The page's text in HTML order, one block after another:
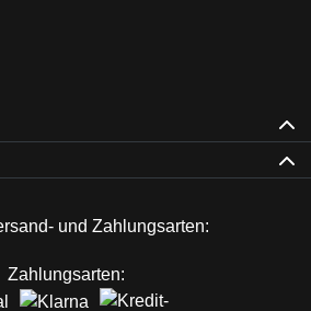
– öffnet in neuem Tab (externer
und Zahlungsarten:
Zahlungsarten: